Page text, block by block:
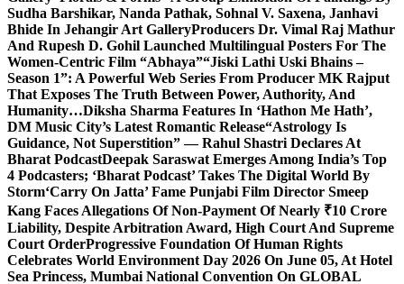
Sudha Barshikar, Nanda Pathak, Sohnal V. Saxena, Janhavi
Bhide In Jehangir Art GalleryProducers Dr. Vimal Raj Mathur
And Rupesh D. Gohil Launched Multilingual Posters For The
Women-Centric Film “Abhaya”“Jiski Lathi Uski Bhains –
Season 1”: A Powerful Web Series From Producer MK Rajput
That Exposes The Truth Between Power, Authority, And
Humanity…Diksha Sharma Features In ‘Hathon Me Hath’,
DM Music City’s Latest Romantic Release“Astrology Is
Guidance, Not Superstition” — Rahul Shastri Declares At
Bharat PodcastDeepak Saraswat Emerges Among India’s Top
4 Podcasters; ‘Bharat Podcast’ Takes The Digital World By
Storm‘Carry On Jatta’ Fame Punjabi Film Director Smeep
Kang Faces Allegations Of Non-Payment Of Nearly ₹10 Crore
Liability, Despite Arbitration Award, High Court And Supreme
Court OrderProgressive Foundation Of Human Rights
Celebrates World Environment Day 2026 On June 05, At Hotel
Sea Princess, Mumbai National Convention On GLOBAL